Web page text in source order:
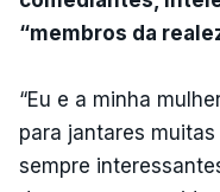
“membros da
“Eu e a minha
para jantares
sempre